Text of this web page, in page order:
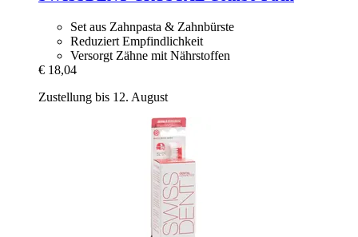
Set aus Zahnpasta & Zahnbürste
Reduziert Empfindlichkeit
Versorgt Zähne mit Nährstoffen
€ 18,04
Zustellung bis 12. August